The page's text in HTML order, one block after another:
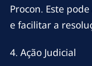
Procon. Este
e facilitar a
4. Ação Judicial